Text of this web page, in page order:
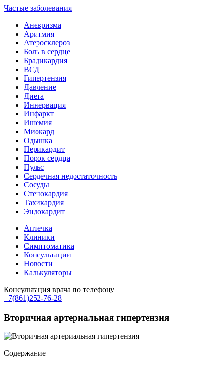
Частые заболевания
Аневризма
Аритмия
Атеросклероз
Боль в сердце
Брадикардия
ВСД
Гипертензия
Давление
Диета
Иннервация
Инфаркт
Ишемия
Миокард
Одышка
Перикардит
Порок сердца
Пульс
Сердечная недостаточность
Сосуды
Стенокардия
Тахикардия
Эндокардит
Аптечка
Клиники
Симптоматика
Консультации
Новости
Калькуляторы
Консультация врача по телефону
+7(861)252-76-28
Вторичная артериальная гипертензия
Содержание